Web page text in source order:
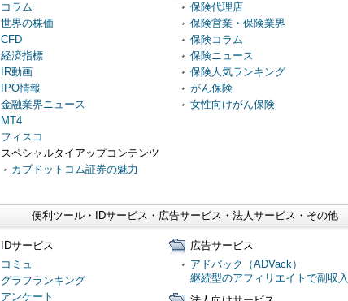
コラム
世界の株価
CFD
経済指標
IR動画
IPO情報
金融業界ニュース
MT4
フィスコ
スペシャルタイアップコンテンツ
カブドットコム証券の魅力
保険代理店
保険営業・保険業界
保険コラム
保険ニュース
保険人気ランキング
がん保険
女性向けがん保険
便利ツール・IDサービス・広告サービス・法人サービス・その他
IDサービス
コミュ
グラフランキング
アンケート
広告サービス
アドバック（ADVack）
継続型のアフィリエイトで副収入